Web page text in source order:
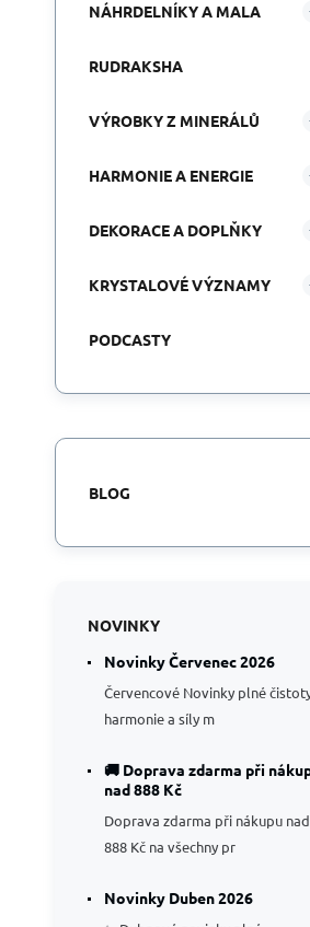
NÁHRDELNÍKY A MALA
RUDRAKSHA
VÝROBKY Z MINERÁLŮ
HARMONIE A ENERGIE
DEKORACE A DOPLŇKY
KRYSTALOVÉ VÝZNAMY
PODCASTY
BLOG
NOVINKY
Novinky Červenec 2026
Červencové Novinky plné
harmonie a síly m
🚚 Doprava zdarma při
nad 888 Kč
Doprava zdarma při nákupu nad
888 Kč na všechny pr
Novinky Duben 2026